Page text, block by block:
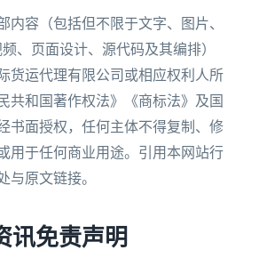
内容（包括但不限于文字、图片、
、页面设计、源代码及其编排）
货运代理有限公司或相应权利人所
共和国著作权法》《商标法》及国
书面授权，任何主体不得复制、修
用于任何商业用途。引用本网站行
与原文链接。
讯免责声明